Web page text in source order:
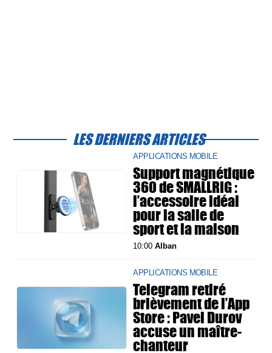
LES DERNIERS ARTICLES
APPLICATIONS MOBILE
Support magnétique
360 de SMALLRIG :
l’accessoire idéal
pour la salle de
sport et la maison
10:00Alban
APPLICATIONS MOBILE
Telegram retiré
brièvement de l’App
Store : Pavel Durov
accuse un maître-
chanteur